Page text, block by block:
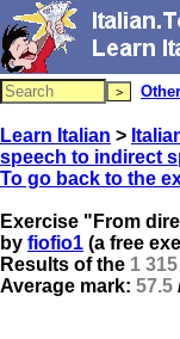
Learn Italian >
speech to indirect
To go back to the
Exercise "From
by fiofio1 (a free
Results of the 1 315
Average mark: 57.5